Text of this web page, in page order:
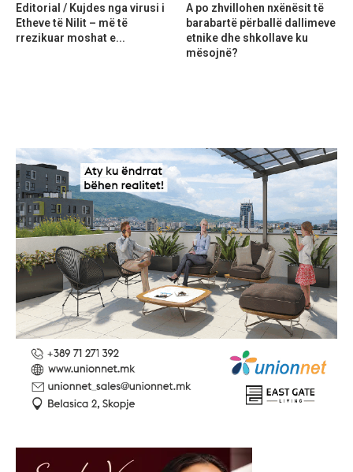
Editorial / Kujdes nga virusi i
Etheve të Nilit – më të
rrezikuar moshat e...
A po zhvillohen nxënësit të
barabartë përballë dallimeve
etnike dhe shkollave ku
mësojnë?